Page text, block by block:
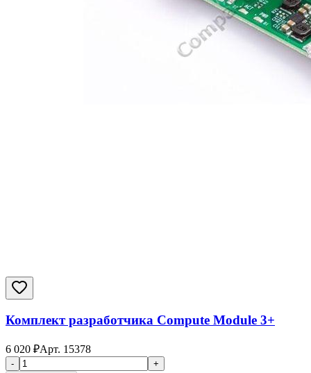
Комплект разработчика Compute Module 3+
6 020 ₽Арт. 15378
-
+